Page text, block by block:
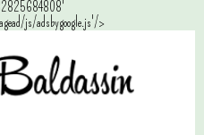
js/adsbygoogle.js'/>